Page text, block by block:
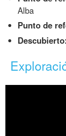
Alba
Punto de
Descubierto: